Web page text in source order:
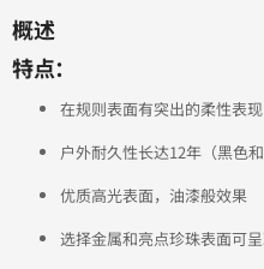
概述
特点：
在规则表面有突出的柔性表
户外耐久性长达12年（黑色
优质高光表面，油漆般效果
选择金属和亮点珍珠表面可